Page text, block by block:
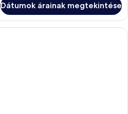
Dátumok árainak megtekintése
Egy modern szállodai szoba,